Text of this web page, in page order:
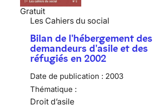
Gratuit
Les Cahiers du social
Bilan de l'hébergement des
demandeurs d'asile et des
réfugiés en 2002
Date de publication : 2003
Thématique :
Droit d’asile